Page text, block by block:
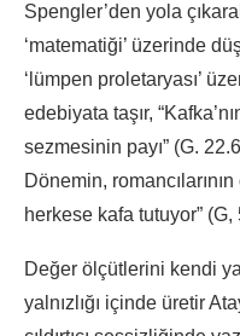
Spengler’den yola
‘matematiği’ üzerinde
‘lümpen proletaryası’
edebiyata taşır,
sezmesinin payı” (G.
Dönemin,
herkese kafa tutuyor”
Değer ölçütlerini kendi
yalnızlığı içinde üretir